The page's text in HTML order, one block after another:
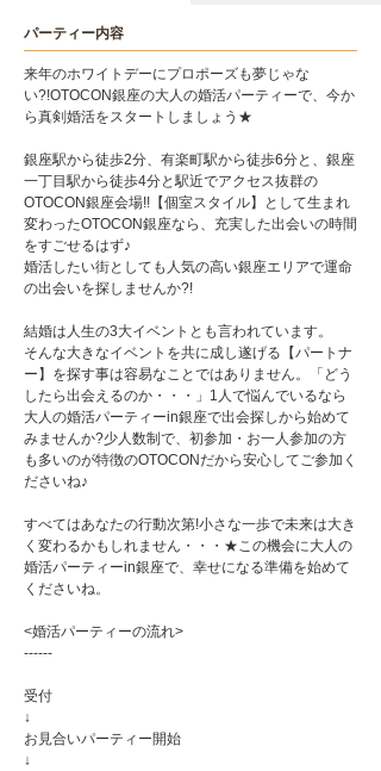
パーティー内容
来年のホワイトデーにプロポーズも夢じゃな
い?!OTOCON銀座の大人の婚活パーティーで、今か
ら真剣婚活をスタートしましょう★
銀座駅から徒歩2分、有楽町駅から徒歩6分と、銀座
一丁目駅から徒歩4分と駅近でアクセス抜群の
OTOCON銀座会場!!【個室スタイル】として生まれ
変わったOTOCON銀座なら、充実した出会いの時間
をすごせるはず♪
婚活したい街としても人気の高い銀座エリアで運命
の出会いを探しませんか?!
結婚は人生の3大イベントとも言われています。
そんな大きなイベントを共に成し遂げる【パートナ
ー】を探す事は容易なことではありません。「どう
したら出会えるのか・・・」1人で悩んでいるなら
大人の婚活パーティーin銀座で出会探しから始めて
みませんか?少人数制で、初参加・お一人参加の方
も多いのが特徴のOTOCONだから安心してご参加く
ださいね♪
すべてはあなたの行動次第!小さな一歩で未来は大き
く変わるかもしれません・・・★この機会に大人の
婚活パーティーin銀座で、幸せになる準備を始めて
くださいね。
<婚活パーティーの流れ>
------
受付
↓
お見合いパーティー開始
↓